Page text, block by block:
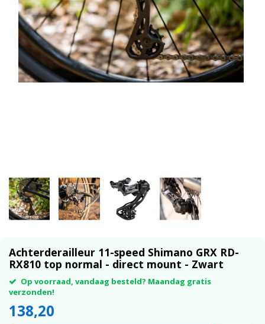
Achterderailleur 11-speed Shimano GRX RD-
RX810 top normal - direct mount - Zwart
Op voorraad, vandaag besteld? Maandag gratis
verzonden!
138,20